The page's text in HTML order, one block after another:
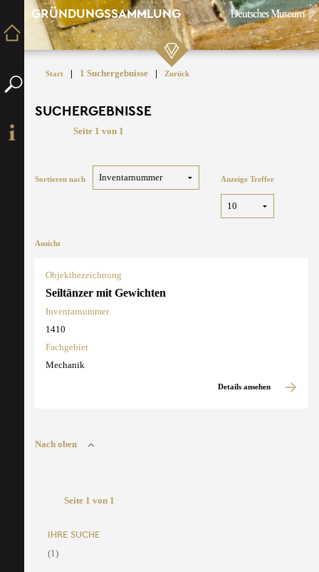
GRÜNDUNGSSAMMLUNG
Start | 1 Suchergebnisse | Zurück
SUCHERGEBNISSE
Seite 1 von 1
Sortieren nach Anzeige Treffer
Ansicht
Objektbezeichnung
Seiltänzer mit Gewichten
Inventarnummer
1410
Fachgebiet
Mechanik
Details ansehen
Nach oben
Seite 1 von 1
IHRE SUCHE
(1)